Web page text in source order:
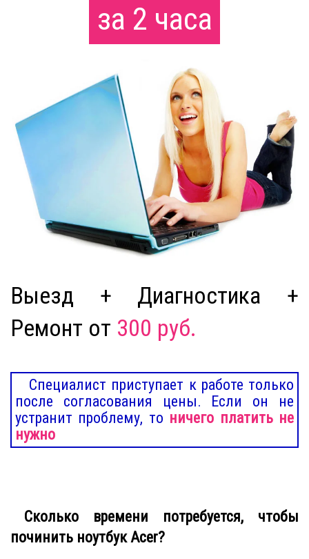
за 2 часа
Выезд + Диагностика +
Ремонт от 300 руб.
Специалист приступает к работе только
после согласования цены. Если он не
устранит проблему, то ничего платить не
нужно
Сколько времени потребуется, чтобы
починить ноутбук Acer?